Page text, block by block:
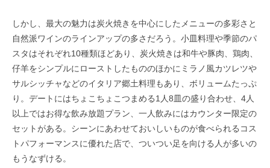
しかし、最大の魅力は炭火焼きを中心にしたメニューの多彩さと
自然派ワインのラインアップの多さだろう。小皿料理や季節のパ
スタはそれぞれ10種類ほどあり、炭火焼きは和牛や豚肉、鶏肉、
仔羊をシンプルにローストしたもののほかにミラノ風カツレツや
サルシッチャなどのイタリア郷土料理もあり、ボリュームたっぷ
り。デートにはちょこちょこつまめる1人8皿の盛り合わせ、4人
以上ではお得な飲み放題プラン、一人飲みにはカウンター限定の
セットがある。シーンにあわせておいしいものが食べられるコス
トパフォーマンスに優れた店で、ついつい足を向ける人が多いの
もうなずける。